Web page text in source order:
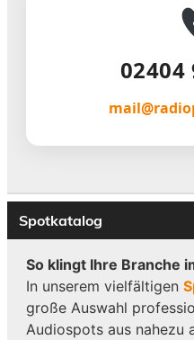
02404
Spotkatalog
So klingt Ihre Branche
In unserem vielfältigen
große Auswahl
Audiospots aus nahezu